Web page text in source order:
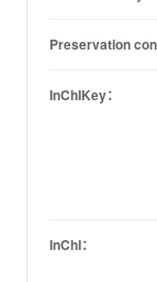
Preservation
InChIKey：
InChI：